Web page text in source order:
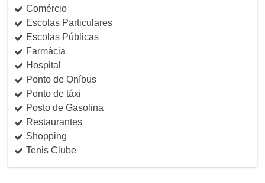
Comércio
Escolas Particulares
Escolas Públicas
Farmácia
Hospital
Ponto de Oníbus
Ponto de táxi
Posto de Gasolina
Restaurantes
Shopping
Tenis Clube